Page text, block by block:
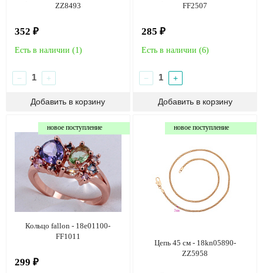
ZZ8493
352 ₽
Есть в наличии (1)
− +
FF2507
285 ₽
Есть в наличии (6)
− +
новое поступление
Кольцо fallon - 18e01100-
FF1011
299 ₽
новое поступление
Цепь 45 см - 18kn05890-
ZZ5958